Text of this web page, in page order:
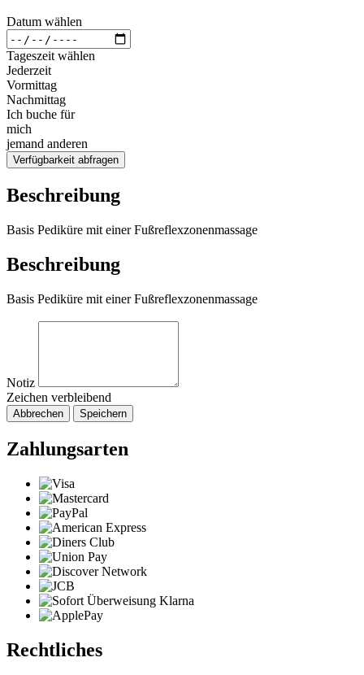
Datum wählen
Tageszeit wählen
Jederzeit
Vormittag
Nachmittag
Ich buche für
mich
jemand anderen
Verfügbarkeit abfragen
Beschreibung
Basis Pediküre mit einer Fußreflexzonenmassage
Beschreibung
Basis Pediküre mit einer Fußreflexzonenmassage
Notiz
Zeichen verbleibend
Abbrechen Speichern
Zahlungsarten
Rechtliches